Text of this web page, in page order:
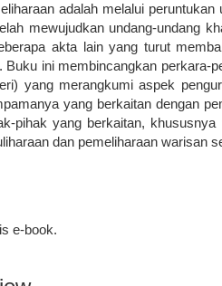
adalah melalui
mewujudkan undang-undang
akta lain yang turut
Buku ini membincangkan
yang merangkumi aspek
yang berkaitan dengan
pihak yang berkaitan,
dan pemeliharaan warisan
e-book.